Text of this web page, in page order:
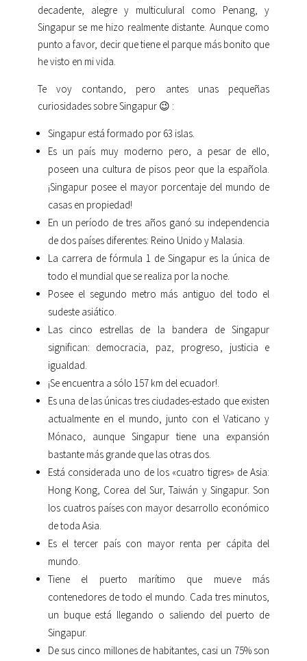
decadente, alegre y multiculural como Penang, y
Singapur se me hizo realmente distante. Aunque como
punto a favor, decir que tiene el parque más bonito que
he visto en mi vida.
Te voy contando, pero antes unas pequeñas
curiosidades sobre Singapur 😉 :
Singapur está formado por 63 islas.
Es un país muy moderno pero, a pesar de ello,
poseen una cultura de pisos peor que la española.
¡Singapur posee el mayor porcentaje del mundo de
casas en propiedad!
En un período de tres años ganó su independencia
de dos países diferentes: Reino Unido y Malasia.
La carrera de fórmula 1 de Singapur es la única de
todo el mundial que se realiza por la noche.
Posee el segundo metro más antiguo del todo el
sudeste asiático.
Las cinco estrellas de la bandera de Singapur
significan: democracia, paz, progreso, justicia e
igualdad.
¡Se encuentra a sólo 157 km del ecuador!.
Es una de las únicas tres ciudades-estado que existen
actualmente en el mundo, junto con el Vaticano y
Mónaco, aunque Singapur tiene una expansión
bastante más grande que las otras dos.
Está considerada uno de los «cuatro tigres» de Asia:
Hong Kong, Corea del Sur, Taiwán y Singapur. Son
los cuatros países con mayor desarrollo económico
de toda Asia.
Es el tercer país con mayor renta per cápita del
mundo.
Tiene el puerto marítimo que mueve más
contenedores de todo el mundo. Cada tres minutos,
un buque está llegando o saliendo del puerto de
Singapur.
De sus cinco millones de habitantes, casi un 75% son